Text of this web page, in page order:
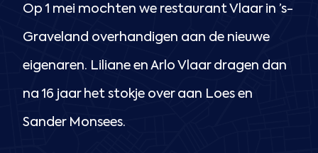
Op 1 mei mochten we restaurant Vlaar in ’s-
Graveland overhandigen aan de nieuwe
eigenaren. Liliane en Arlo Vlaar dragen dan
na 16 jaar het stokje over aan Loes en
Sander Monsees.